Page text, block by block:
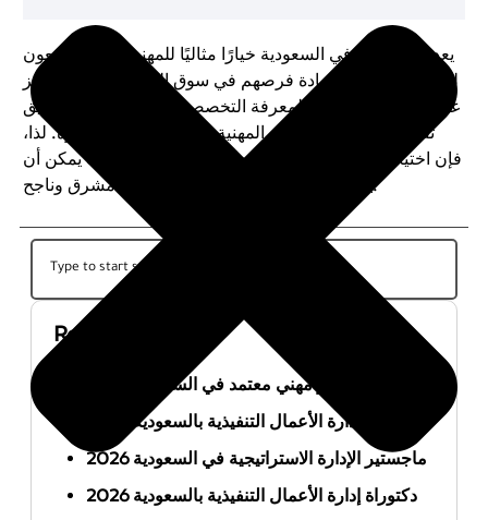
يعد الماجستير في السعودية خيارًا مثاليًا للمهنيين الذين يسعون
لتطوير مهاراتهم وزيادة فرصهم في سوق العمل. بفضل التركيز
على التطبيق العملي والمعرفة التخصصية، يمكن للطلاب تحقيق
تقدم ملحوظ في حياتهم المهنية في فترة زمنية قصيرة. لذا،
فإن اختيار برنامج ماجستير المحاسبة المهنية المناسب يمكن أن
يكون خطوة هامة نحو مستقبل مهني مشرق وناجح.
Recent Posts
أفضل ماجستير مهني معتمد في السعودية 2026
ماجستير إدارة الأعمال التنفيذية بالسعودية 2026
ماجستير الإدارة الاستراتيجية في السعودية 2026
دكتوراة إدارة الأعمال التنفيذية بالسعودية 2026